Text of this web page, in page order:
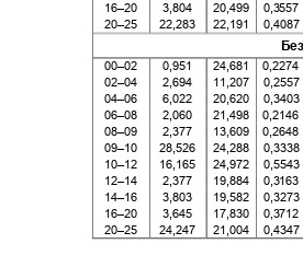
16–20
20–25
3,804
20,499
22,283 22,191
00–02
02–04
04–06
06–08
08–09
09–10
10–12
12–14
14–16
16–20
20–25
0,951
2,694
6,022
2,060
2,377
24,681
11,207 0,2557
20,620
21,498
13,609
28,526 24,288
16,165 24,972
2,377
3,803
3,645
19,884
19,582
17,830
24,247 21,004